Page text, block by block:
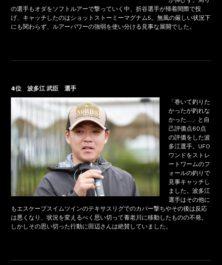
の選手もオダをソフトルアーで撃っていく中、折谷選手が帰着間際で投
げ、キャッチしたのはショットストーミーマグナム5。無風の厳しい状況下
にも関わらず、ルアーパワーの強弱を使い分ける見事な展開でした。
4位 波多江 武臣 選手
「巻いて釣りた
かったが釣れな
かった…」と自
己評価点60点
の評価をした波
多江選手。UFO
ワンドをストレ
ートワームのフ
ォールの釣りで
見事キャッチし
ました。波多江
選手はその他に
もエスケープスイムツインのテキサスリグでのカバー撃ちやその後は反応
は悪くなり、状況を変えるべく思い切って養老川に移動したものの不発。
しかしその思い切った行動に田辺さんは絶賛していました。